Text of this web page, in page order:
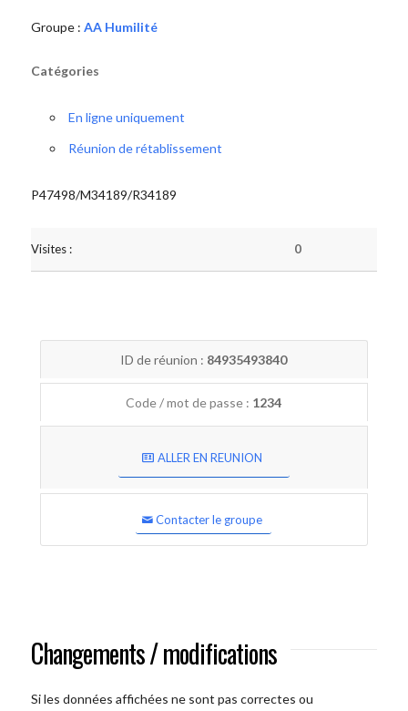
Groupe : AA Humilité
Catégories
En ligne uniquement
Réunion de rétablissement
P47498/M34189/R34189
Visites : 0
ID de réunion : 84935493840
Code / mot de passe : 1234
ALLER EN REUNION
Contacter le groupe
Changements / modifications
Si les données affichées ne sont pas correctes ou